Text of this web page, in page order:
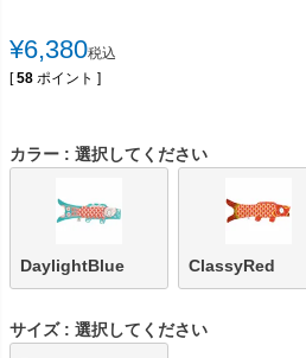
¥6,380税込
[ 58 ポイント ]
カラー 選択してください
DaylightBlue ClassyRed
サイズ
選択してください